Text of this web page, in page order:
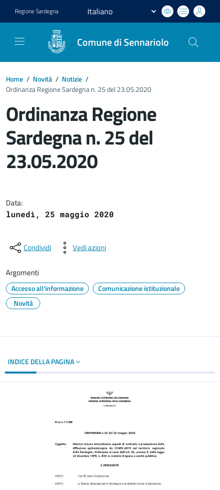
RegioneSardegna
Comune di Sennariolo
Home / Novità / Notizie /
Ordinanza Regione Sardegna n. 25 del 23.05.2020
Ordinanza Regione
Sardegna n. 25 del
23.05.2020
Data:
lunedì, 25 maggio 2020
Condividi Vedi azioni
Argomenti
Accesso all'informazione
Comunicazione istituzionale
Novità
INDICE DELLA PAGINA